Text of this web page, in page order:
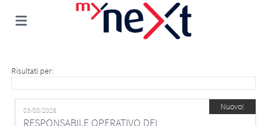
Offerte
Risultati per:
03/08/2026
RESPONSABILE OPERATIVO DEI
Nuovo!